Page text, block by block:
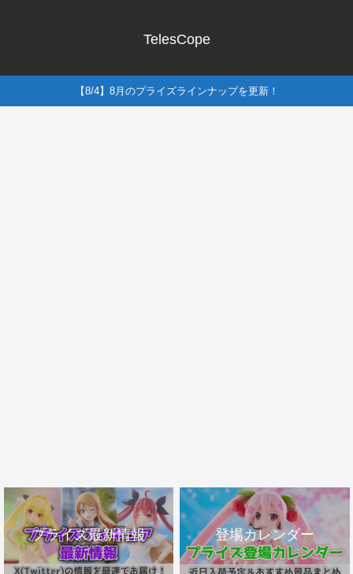
TelesCope
【8/4】8月のプライズラインナップを更新！
プライズ最新情報 登場カレンダー